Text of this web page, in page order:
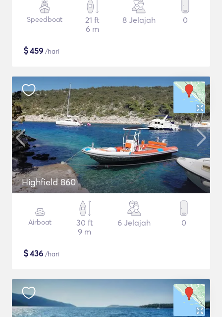
Speedboat
21 ft
6 m
8 Jelajah 0
$459 /hari
Highfield 860
Airboat
30 ft
9 m
6 Jelajah 0
$436 /hari